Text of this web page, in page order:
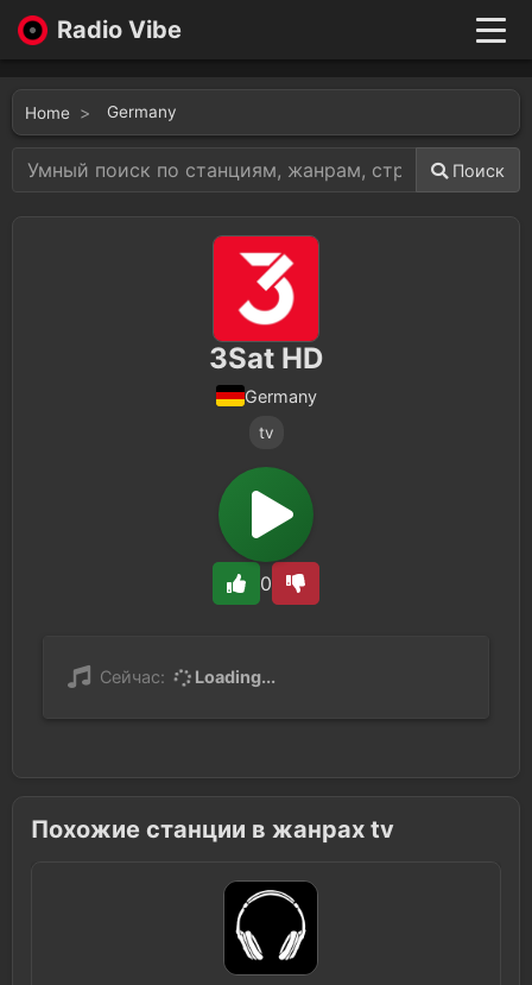
Radio Vibe
Genres
Likes
Favorites
Home Germany
Поиск
3Sat HD
Germany
tv
0
Сейчас: Loading...
Похожие станции в жанрах tv